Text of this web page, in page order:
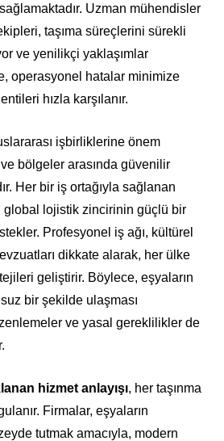
Uzman mühendisler
taşıma süreçlerini sürekli
ve yenilikçi yaklaşımlar
operasyonel hatalar minimize
hızla karşılanır.
işbirliklerine önem
bölgeler arasında güvenilir
Her bir iş ortağıyla sağlanan
global lojistik zincirinin güçlü bir
Profesyonel iş ağı, kültürel
dikkate alarak, her ülke
geliştirir. Böylece, eşyaların
bir şekilde ulaşması
ve yasal gereklilikler de
hizmet anlayışı, her taşınma
Firmalar, eşyaların
tutmak amacıyla, modern